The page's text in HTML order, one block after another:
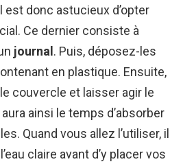
est donc astucieux d’opter
Ce dernier consiste à
journal . Puis, déposez-les
en plastique. Ensuite,
couvercle et laisser agir le
aura ainsi le temps d’absorber
Quand vous allez l’utiliser, il
claire avant d’y placer vos